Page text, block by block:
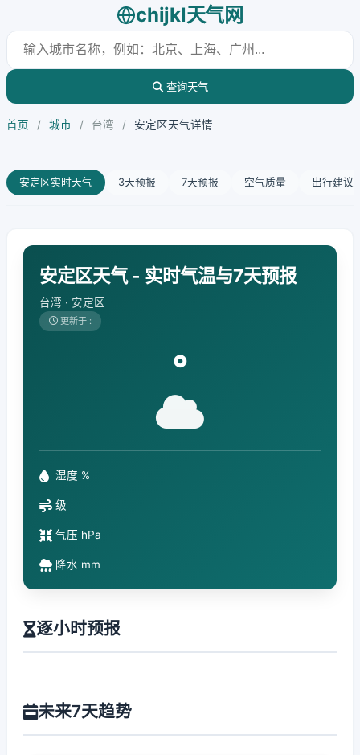
chijkl天气网
查询天气
首页 / 城市 / 台湾 / 安定区天气详情
安定区实时天气 3天预报 7天预报 空气质量 出行建议
安定区天气 - 实时气温与7天预报
台湾 · 安定区
更新于 :
°
湿度 %
级
气压 hPa
降水 mm
逐小时预报
未来7天趋势